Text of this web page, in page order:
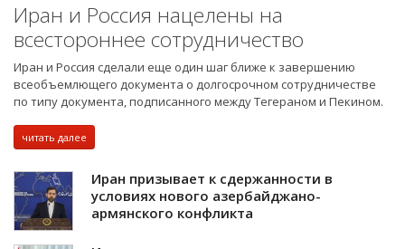
Иран и Россия нацелены на
всестороннее сотрудничество
Иран и Россия сделали еще один шаг ближе к завершению
всеобъемлющего документа о долгосрочном сотрудничестве
по типу документа, подписанного между Тегераном и Пекином.
читать далее
Иран призывает к сдержанности в
условиях нового азербайджано-
армянского конфликта